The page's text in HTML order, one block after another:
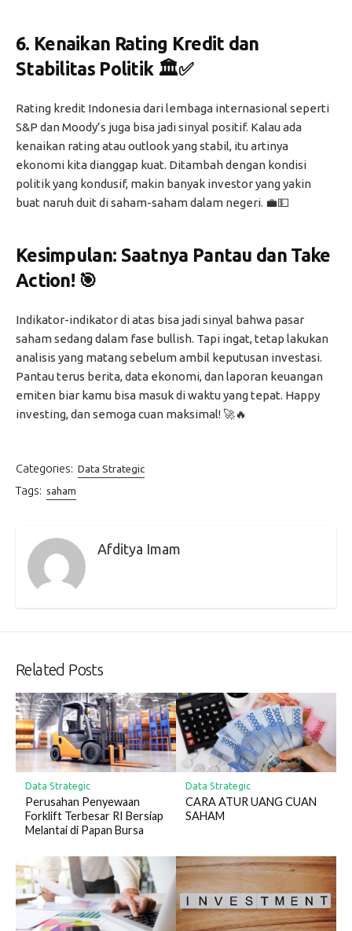
6. Kenaikan Rating Kredit dan
Stabilitas Politik🏛️✅
Rating kredit Indonesia dari lembaga internasional seperti
S&P dan Moody’s juga bisa jadi sinyal positif. Kalau ada
kenaikan rating atau outlook yang stabil, itu artinya
ekonomi kita dianggap kuat. Ditambah dengan kondisi
politik yang kondusif, makin banyak investor yang yakin
buat naruh duit di saham-saham dalam negeri. 💼💵
Kesimpulan: Saatnya Pantau dan Take
Action! 🎯
Indikator-indikator di atas bisa jadi sinyal bahwa pasar
saham sedang dalam fase bullish. Tapi ingat, tetap lakukan
analisis yang matang sebelum ambil keputusan investasi.
Pantau terus berita, data ekonomi, dan laporan keuangan
emiten biar kamu bisa masuk di waktu yang tepat. Happy
investing, dan semoga cuan maksimal! 🚀🔥
Categories: Data Strategic
Tags: saham
Afditya Imam
Related Posts
Data Strategic
Perusahan Penyewaan
Forklift Terbesar RI Bersiap
Melantai di Papan Bursa
Data Strategic
CARA ATUR UANG CUAN
SAHAM